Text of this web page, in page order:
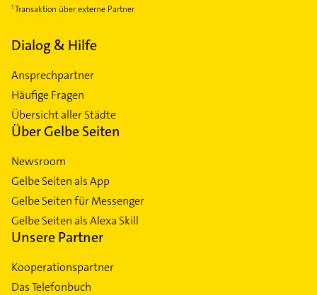
Utbremen
Vegesack
Walle
Weidedamm
Westend
Woltmershausen
Transaktion über externe Partner
Dialog & Hilfe
Ansprechpartner
Häufige Fragen
Übersicht aller Städte
Über Gelbe Seiten
Newsroom
Gelbe Seiten als App
Gelbe Seiten für Messenger
Gelbe Seiten als Alexa Skill
Unsere Partner
Kooperationspartner
Das Telefonbuch